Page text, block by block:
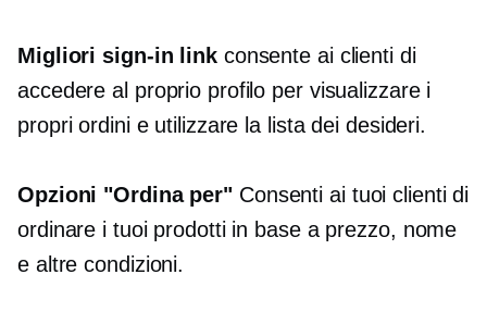
Migliorisign-in linkconsente ai clienti di
accedere al proprio profilo per visualizzare i
propri ordini e utilizzare la lista dei desideri.
Opzioni "Ordina per" Consenti ai tuoi clienti di
ordinare i tuoi prodotti in base a prezzo, nome
e altre condizioni.